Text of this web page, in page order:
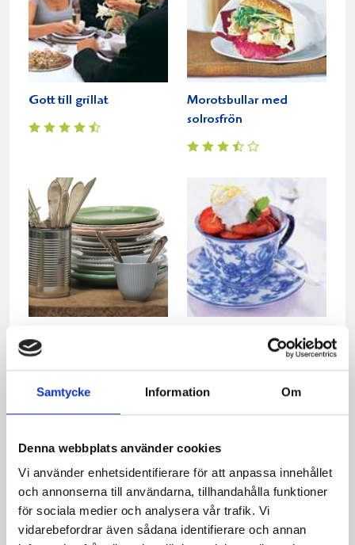
Samtycke Information Om
Denna webbplats använder cookies
Vi använder enhetsidentifierare för att anpassa innehållet
och annonserna till användarna, tillhandahålla funktioner
för sociala medier och analysera vår trafik. Vi
vidarebefordrar även sådana identifierare och annan
Gott till grillat
Morotsbullar med
solrosfrön
Jordgubbssallad med